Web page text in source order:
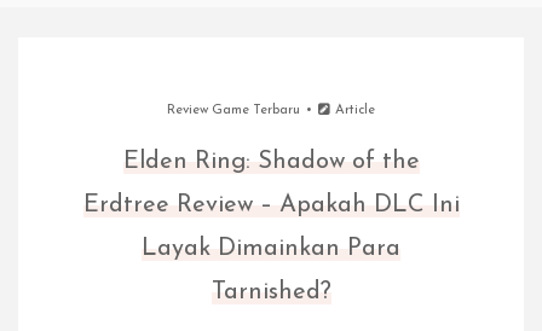
Review Game Terbaru Article
Elden Ring: Shadow of the
Erdtree Review – Apakah DLC Ini
Layak Dimainkan Para
Tarnished?